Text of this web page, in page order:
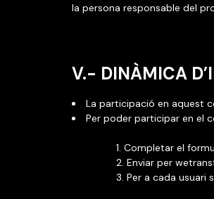
la persona responsable del
V.- DINÀMICA
La participació en aquest
Per poder participar en el
Completar el
Enviar per
Per a cada usuari